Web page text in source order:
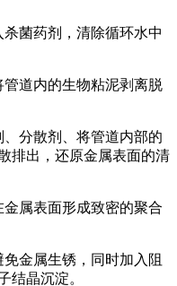
菌药剂，清除循环水中
道内的生物粘泥剥离脱
分散剂、将管道内部的
排出，还原金属表面的清
属表面形成致密的聚合
金属生锈，同时加入阻
结晶沉淀。